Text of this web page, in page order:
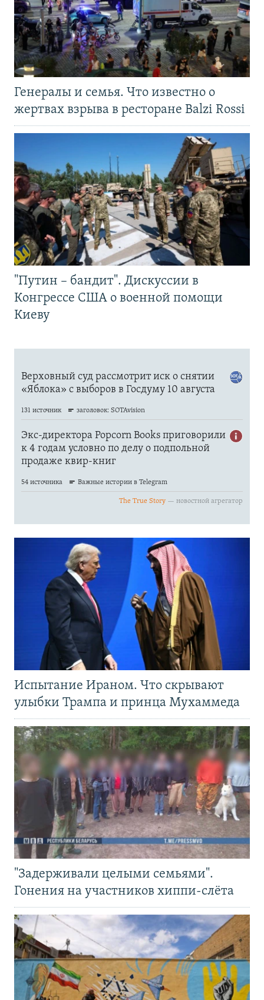
Генералы и семья. Что известно о
жертвах взрыва в ресторане Balzi Rossi
"Путин – бандит". Дискуссии в
Конгрессе США о военной помощи
Киеву
Испытание Ираном. Что скрывают
улыбки Трампа и принца Мухаммеда
"Задерживали целыми семьями".
Гонения на участников хиппи-слёта